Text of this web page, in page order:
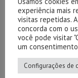
experiência mais
visitas repetidas.
concorda com o
você pode visitar
um
Configurações de